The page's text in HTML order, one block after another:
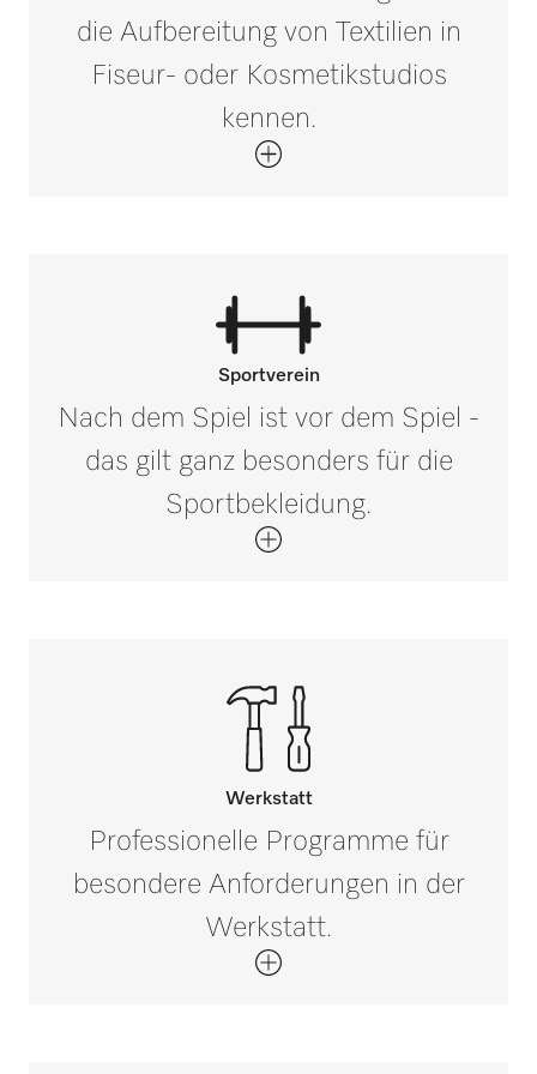
die Aufbereitung von Textilien in
Fiseur- oder Kosmetikstudios
kennen.
Sportverein
Nach dem Spiel ist vor dem Spiel -
das gilt ganz besonders für die
Sportbekleidung.
Werkstatt
Professionelle Programme für
besondere Anforderungen in der
Werkstatt.